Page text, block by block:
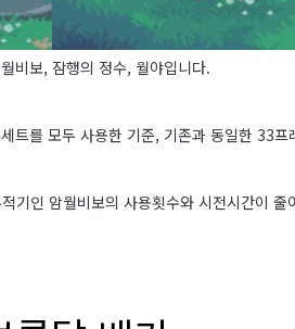
비보, 잠행의 정수, 월야입니다.
트를 모두 사용한 기준, 기존과 동일한 33프
인 암월비보의 사용횟수와 시전시간이